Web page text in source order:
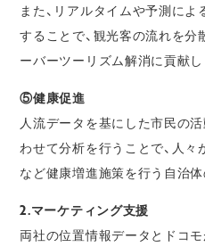
また、リアルタイムや予測に
することで、観光客の流れを分
ーバーツーリズム解消に貢献し
⑤健康促進
人流データを基にした市民の
わせて分析を行うことで、人
など健康増進施策を行う自治体
2.マーケティング支援
両社の位置情報データとドコ